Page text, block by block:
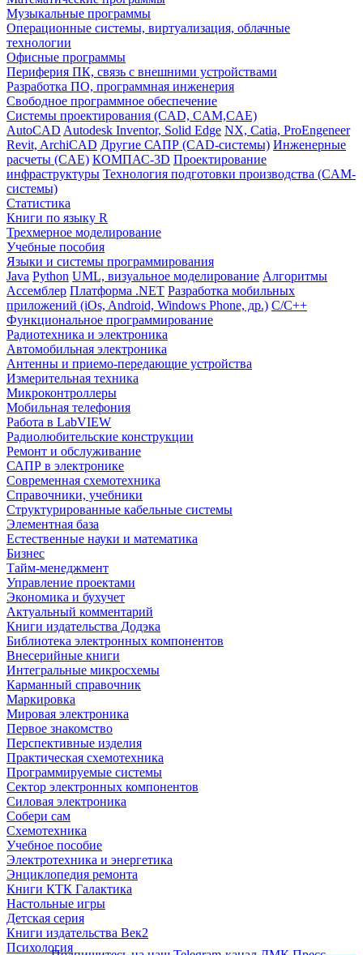
Музыкальные программы
Операционные системы, виртуализация, облачные
технологии
Офисные программы
Периферия ПК, связь с внешними устройствами
Разработка ПО, программная инженерия
Свободное программное обеспечение
Системы проектирования (CAD, CAM,CAE)
AutoCAD Autodesk Inventor, Solid Edge NX, Catia, ProEngeneer
Revit, ArchiCAD Другие САПР (CAD-системы) Инженерные
расчеты (CAE) КОМПАС-3D Проектирование
инфраструктуры Технология подготовки производства (CAM-
системы)
Статистика
Книги по языку R
Трехмерное моделирование
Учебные пособия
Языки и системы программирования
Java Python UML, визуальное моделирование Алгоритмы
Ассемблер Платформа .NET Разработка мобильных
приложений (iOs, Android, Windows Phone, др.) С/С++
Функциональное программирование
Радиотехника и электроника
Автомобильная электроника
Антенны и приемо-передающие устройства
Измерительная техника
Микроконтроллеры
Мобильная телефония
Работа в LabVIEW
Радиолюбительские конструкции
Ремонт и обслуживание
САПР в электронике
Современная схемотехника
Справочники, учебники
Структурированные кабельные системы
Элементная база
Естественные науки и математика
Бизнес
Тайм-менеджмент
Управление проектами
Экономика и бухучет
Актуальный комментарий
Книги издательства Додэка
Библиотека электронных компонентов
Внесерийные книги
Интегральные микросхемы
Карманный справочник
Маркировка
Мировая электроника
Первое знакомство
Перспективные изделия
Практическая схемотехника
Программируемые системы
Сектор электронных компонентов
Силовая электроника
Собери сам
Схемотехника
Учебное пособие
Электротехника и энергетика
Энциклопедия ремонта
Книги КТК Галактика
Настольные игры
Детская серия
Книги издательства Век2
Психология